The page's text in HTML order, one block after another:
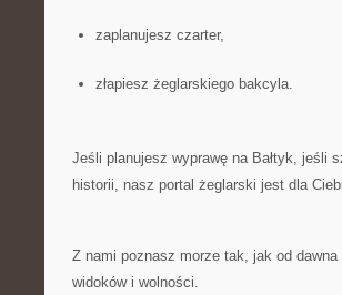
zaplanujesz czarter,
złapiesz żeglarskiego bakcyla.
Jeśli planujesz wyprawę na Bałtyk, jeśli
historii, nasz portal żeglarski jest dla
Z nami poznasz morze tak, jak od dawna
widoków i wolności.